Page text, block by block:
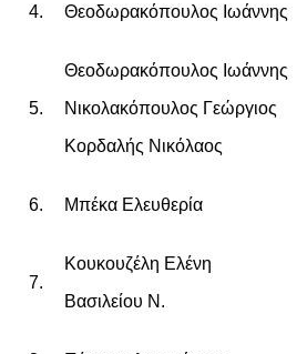
4. Θεοδωρακόπουλος Ιωάννης
5.
Θεοδωρακόπουλος Ιωάννης
Νικολακόπουλος Γεώργιος
Κορδαλής Νικόλαος
6. Μπέκα Ελευθερία
7.
Κουκουζέλη Ελένη
Βασιλείου Ν.